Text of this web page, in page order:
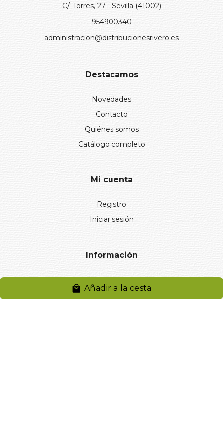
Añadir a la cesta
C/. Torres, 27 - Sevilla (41002)
954900340
administracion@distribucionesrivero.es
Destacamos
Novedades
Contacto
Quiénes somos
Catálogo completo
Mi cuenta
Registro
Iniciar sesión
Información
Aviso legal
Política de privacidad